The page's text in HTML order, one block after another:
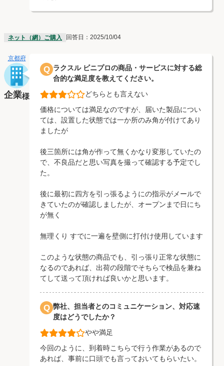
ネット（網）ご購入 回答日：2025/10/04
京都府
企業様
Q ラクスル ビニプロの商品・サービスに対する総
合的な満足度を教えてください。
どちらとも言えない
価格については満足なのですが、届いた製品につい
ては、設置した状態では一か所のみ角が付けてあり
ましたが
後三箇所には角が作って無くかなり変形していたの
で、不良品だと思い写真を撮って確認する予定でし
た。
後に最初に四方を引っ張るようにの指示がメールで
きていたのが確認しましたが、オープンまで日にち
が無く
無理くり すでに一遍を壁側に打付け使用しています
このような状態の商品でも、引っ張り正常な状態に
なるのであれば、出荷の段階でそちらで検品を兼ね
てして送って頂ければ良いかと思います。
Q 弊社、担当者とのコミュニケーション、対応速
度はどうでしたか？
やや満足
今回のように、到着時こちらで行う作業があるので
あれば、事前に口頭でも言っておいてもらいたい。